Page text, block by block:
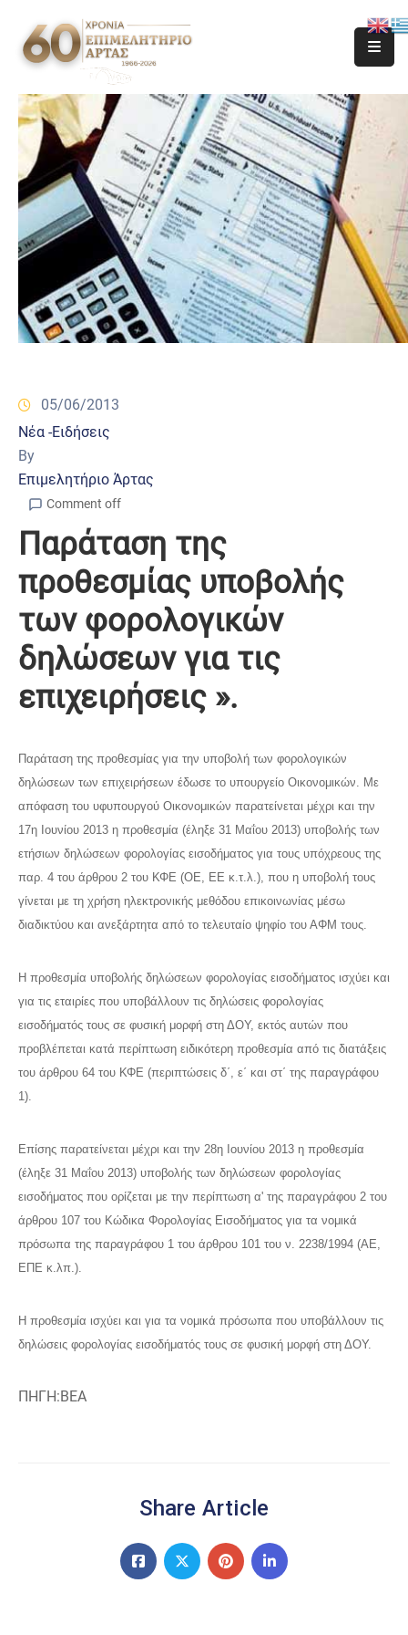
05/06/2013
Νέα -Ειδήσεις
By
Επιμελητήριο Άρτας
Comment off
Παράταση της
προθεσμίας υποβολής
των φορολογικών
δηλώσεων για τις
επιχειρήσεις ».
Παράταση της προθεσμίας για την υποβολή των φορολογικών
δηλώσεων των επιχειρήσεων έδωσε το υπουργείο Οικονομικών. Με
απόφαση του υφυπουργού Οικονομικών παρατείνεται μέχρι και την
17η Ιουνίου 2013 η προθεσμία (έληξε 31 Μαΐου 2013) υποβολής των
ετήσιων δηλώσεων φορολογίας εισοδήματος για τους υπόχρεους της
παρ. 4 του άρθρου 2 του ΚΦΕ (ΟΕ, ΕΕ κ.τ.λ.), που η υποβολή τους
γίνεται με τη χρήση ηλεκτρονικής μεθόδου επικοινωνίας μέσω
διαδικτύου και ανεξάρτητα από το τελευταίο ψηφίο του ΑΦΜ τους.
Η προθεσμία υποβολής δηλώσεων φορολογίας εισοδήματος ισχύει και
για τις εταιρίες που υποβάλλουν τις δηλώσεις φορολογίας
εισοδήματός τους σε φυσική μορφή στη ΔΟΥ, εκτός αυτών που
προβλέπεται κατά περίπτωση ειδικότερη προθεσμία από τις διατάξεις
του άρθρου 64 του ΚΦΕ (περιπτώσεις δ΄, ε΄ και στ΄ της παραγράφου
1).
Επίσης παρατείνεται μέχρι και την 28η Ιουνίου 2013 η προθεσμία
(έληξε 31 Μαΐου 2013) υποβολής των δηλώσεων φορολογίας
εισοδήματος που ορίζεται με την περίπτωση α' της παραγράφου 2 του
άρθρου 107 του Κώδικα Φορολογίας Εισοδήματος για τα νομικά
πρόσωπα της παραγράφου 1 του άρθρου 101 του ν. 2238/1994 (ΑΕ,
ΕΠΕ κ.λπ.).
Η προθεσμία ισχύει και για τα νομικά πρόσωπα που υποβάλλουν τις
δηλώσεις φορολογίας εισοδήματός τους σε φυσική μορφή στη ΔΟΥ.
ΠΗΓΗ:ΒΕΑ
Share Article